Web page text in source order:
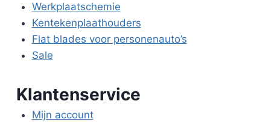
Werkplaatschemie
Kentekenplaathouders
Flat blades voor personenauto’s
Sale
Klantenservice
Mijn account